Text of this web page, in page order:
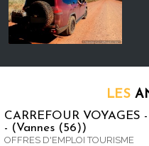
LES
CARREFOUR VOYAGES
- (Vannes (56))
OFFRES D'EMPLOI TOURISME